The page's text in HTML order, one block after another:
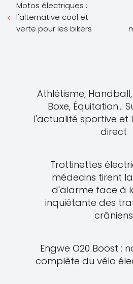
Motos électriques :
l'alternative cool et
verte pour les bikers
Athlétisme,
Boxe, Équitation...
l'actualité sportive et
direct
Trottinettes
médecins tirent
d'alarme face à
inquiétante des
crâniens
Engwe O20 Boost :
complète du vélo